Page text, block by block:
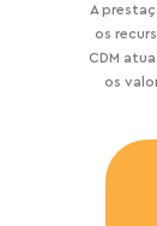
A
os
CDM
os